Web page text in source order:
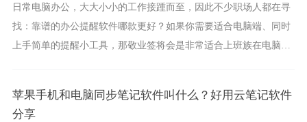
日常电脑办公，大大小小的工作接踵而至，因此不少职场人都在寻
找：靠谱的办公提醒软件哪款更好？如果你需要适合电脑端、同时
上手简单的提醒小工具，那敬业签将会是非常适合上班族在电脑上
苹果手机和电脑同步笔记软件叫什么？好用云笔记软件
分享